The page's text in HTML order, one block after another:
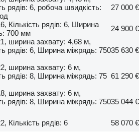
рядів: 6, робоча швидкість:
27 000 €
Кількість рядів: 6, Ширина
700 мм
24 900 €
ширина захвату: 4,68 м,
рядів: 6, Ширина міжрядь: 75035 630 €
ширина захвату: 6 м,
рядів: 8, Ширина міжрядь: 75 61 290 €
ширина захвату: 6 м,
рядів: 8, Ширина міжрядь: 75035 044 €
Кількість рядів: 6 58 070 €